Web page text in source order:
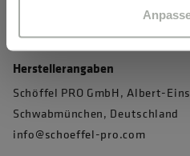
Herstellerangaben
Schöffel PRO GmbH, Albert-
Schwabmünchen, Deutschland
info@schoeffel-pro.com